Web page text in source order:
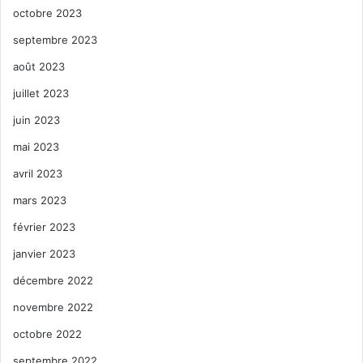
DELRAY BEACH
octobre 2023
septembre 2023
août 2023
juillet 2023
juin 2023
mai 2023
avril 2023
mars 2023
février 2023
janvier 2023
décembre 2022
novembre 2022
octobre 2022